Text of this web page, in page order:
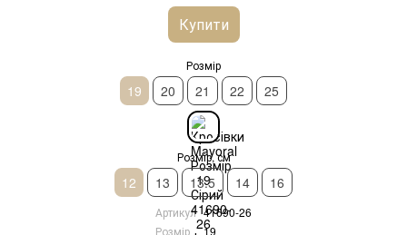
Купити
Розмір
19 20 21 22 25
Розмір, см
12 13 13.5 14 16
Артикул 41690-26
Розмір
19